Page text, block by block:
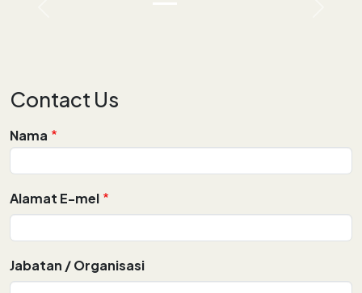
Contact Us
Nama
Alamat E-mel
Jabatan / Organisasi